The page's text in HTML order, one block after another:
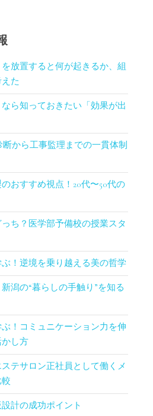
を放置すると何が起きるか、組
た
ら知っておきたい「効果が出
断から工事監理までの一貫体制
おすすめ視点！20代〜50代の
ち？医学部予備校の授業スタ
！逆境を乗り越える美の哲学
潟の“暮らしの手触り”を知る
！コミュニケーション力を伸
し方
テサロン正社員として働くメ
計の成功ポイント